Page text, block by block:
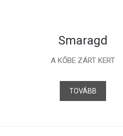
Smaragd
A KŐBE ZÁRT KERT
TOVÁBB